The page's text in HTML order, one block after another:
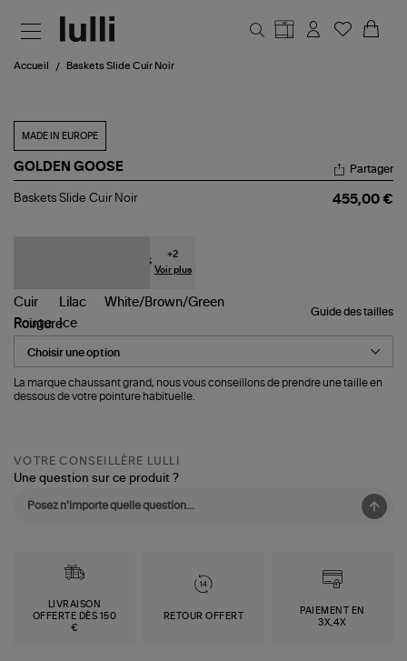
Accueil Baskets Slide Cuir Noir
MADE IN EUROPE
GOLDEN GOOSE
Baskets
Partager
Baskets Slide Cuir Noir 455,00 €
+2
Voir plus
Guide des tailles
Pointure
La marque chaussant grand, nous vous conseillons de prendre une taille en
dessous de votre pointure habituelle.
VOTRE CONSEILLÈRE LULLI
Une question sur ce produit ?
LIVRAISON
OFFERTE DÈS 150
€
RETOUR OFFERT
PAIEMENT EN
3X,4X